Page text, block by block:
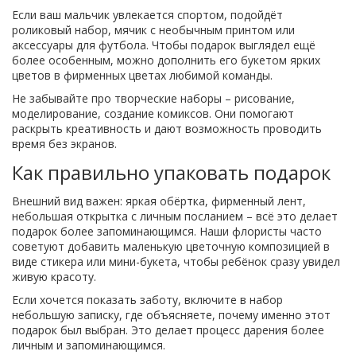
Если ваш мальчик увлекается спортом, подойдёт
роликовый набор, мячик с необычным принтом или
аксессуары для футбола. Чтобы подарок выглядел ещё
более особенным, можно дополнить его букетом ярких
цветов в фирменных цветах любимой команды.
Не забывайте про творческие наборы – рисование,
моделирование, создание комиксов. Они помогают
раскрыть креативность и дают возможность проводить
время без экранов.
Как правильно упаковать подарок
Внешний вид важен: яркая обёртка, фирменный лент,
небольшая открытка с личным посланием – всё это делает
подарок более запоминающимся. Наши флористы часто
советуют добавить маленькую цветочную композицией в
виде стикера или мини-букета, чтобы ребёнок сразу увидел
живую красоту.
Если хочется показать заботу, включите в набор
небольшую записку, где объясняете, почему именно этот
подарок был выбран. Это делает процесс дарения более
личным и запоминающимся.